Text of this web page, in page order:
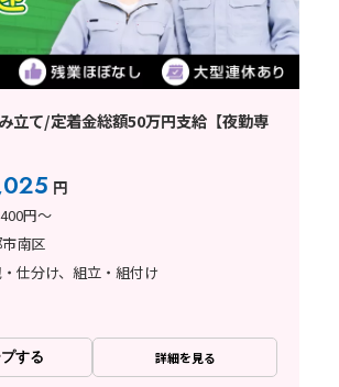
立て/定着金総額50万円支給【夜勤専
円
円～
南区
仕分け、組立・組付け
する 詳細を見る